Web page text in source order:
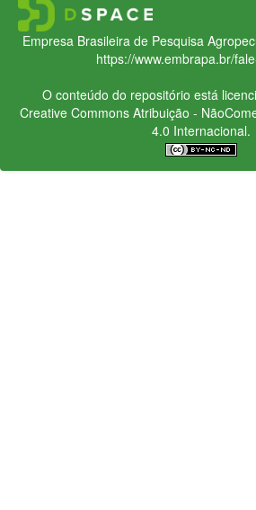
Empresa Brasileira de Pesquisa
https://www.embrapa.br/
O conteúdo do repositório está
Creative CommonsAtribuição -
4.0 Internacional.